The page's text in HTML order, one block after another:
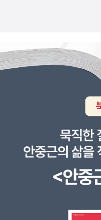
젠베르크는 두 사고방식 사이
모색하고 있다. 괴테로부터 배
분석에 의존함으로써 다른 모
다.”괴테 <색채론> 번역자
수학적 수식이나 공식은 하나
적 혹은 합리적 사고가 아니라
의도처럼 괴테는 자연과학적
학, 해부학, 광물학, 지질학 등
쓴 글도 있는데, 워낙 어려운(
고) 작품임을 다시 확인하는
별로(^^;) 꾸준히 읽어오고 있
중반... 흠, 사십대 중반쯤 다시
를 달래던 아낙네의 앞이마에
간 물이 들었다. 게걸스럽게
리에도 범의 잔등 같은 얼룩이
가 바야흐로 다가오고 있었다
진 에피소드는 붉은 포도주처
리고, 페이지를 많이 넘겨, 시
마침내 햇빛이 고요한 나뭇가
졌다.햇빛에 비친 성안의 분수
로 물들여진 듯이 보였다. 새
그리고 후작 나리의 침실의 비
그곳에 있던 돌 얼굴은 자못
since art is always wholly
ork of art, so science
very individual object
his(이것을)로번역돼 있다.짐
는 러시아어본에서도 마찬가
대목에서'기대하는' 것이 '전체
라고 보아야 하지 않을까? 아
역과도 무관하기 때문이다.'번
문의 시학>(예림기획)이 번역
에 다룬 바 있다). 토도로프를
란 생각이 들텐데, 맞다. 지난
은 전자가 불어 원본의 번역이
다. 영역본에는 조나단 컬러가
역본에 빠져 있는 '형식주의가
가 있다(그래서 더 두껍다). 참
한 20세기 러시아 시인 흘레
번역은 새로 나온 예림기획본
과 대학원생들의 번역인데(역
에 띄지 않겠지만, 정독하기엔